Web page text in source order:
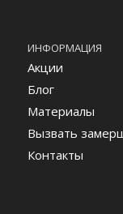
ИНФОРМАЦИЯ
Акции
Блог
Материалы
Вызвать
Контакты